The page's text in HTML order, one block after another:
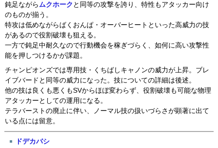
鈍足ながら ムクホーク と同等の攻撃を誇り、特性もアタッカー向け
のものが揃う。
特攻は低めながらばくおんぱ・オーバーヒートといった高威力の技
があるので役割破壊も狙える。
一方で鈍足中耐久なので行動機会を稼ぎづらく、如何に高い攻撃性
能を押しつけるかが課題。
チャンピオンズでは専用技・くちばしキャノンの威力が上昇。ブレ
イブバードと同等の威力になった。技についての詳細は後述。
他の技は良くも悪くもSVからほぼ変わらず、役割破壊も可能な物理
アタッカーとしての運用になる。
テラバーストの廃止に伴い、ノーマル技の扱いづらさが顕著に出て
いる点には留意。
ドデカバシ